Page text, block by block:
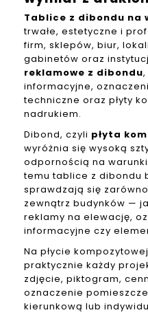
Tablice z dibondu na
trwałe, estetyczne i
firm, sklepów, biur,
gabinetów oraz
reklamowe z dibondu
informacyjne,
techniczne oraz płyty
nadrukiem.
Dibond, czyli płyta
wyróżnia się wysoką
odpornością na
temu tablice z dibondu
sprawdzają się
zewnątrz budynków —
reklamy na elewację,
informacyjne czy
Na płycie
praktycznie każdy
zdjęcie, piktogram,
oznaczenie
kierunkową lub